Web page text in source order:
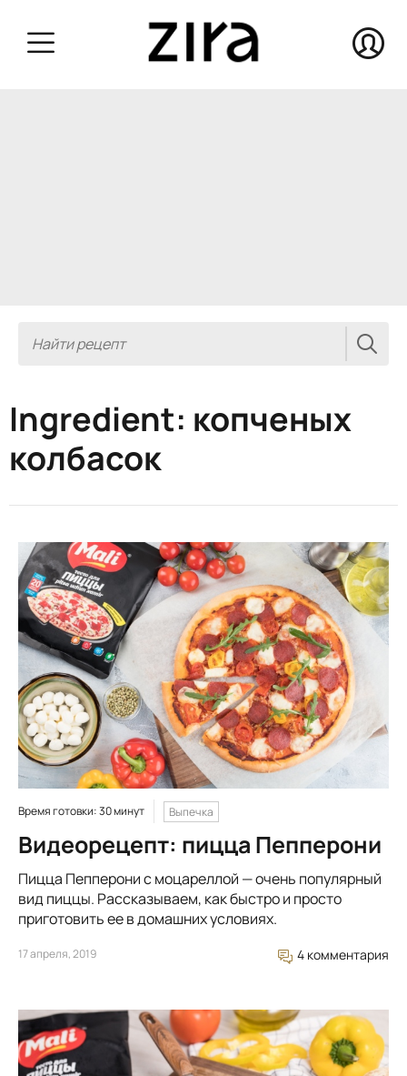
Ingredient: копченых
колбасок
Время готовки: 30 минут Выпечка
Видеорецепт: пицца Пепперони
Пицца Пепперони с моцареллой — очень популярный
вид пиццы. Рассказываем, как быстро и просто
приготовить ее в домашних условиях.
17 апреля, 2019 4 комментария